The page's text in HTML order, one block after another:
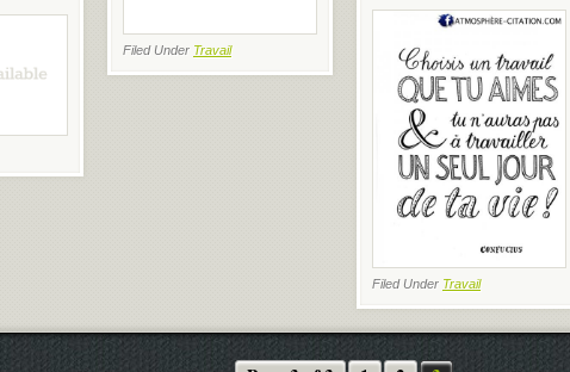
Filed Under Travail
Filed Under Travail